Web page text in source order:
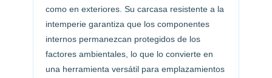
como en exteriores. Su carcasa resistente a la
intemperie garantiza que los componentes
internos permanezcan protegidos de los
factores ambientales, lo que lo convierte en
una herramienta versátil para emplazamientos